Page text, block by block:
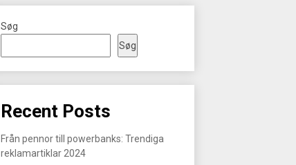
Søg
Søg
Recent Posts
Från pennor till powerbanks: Trendiga
reklamartiklar 2024